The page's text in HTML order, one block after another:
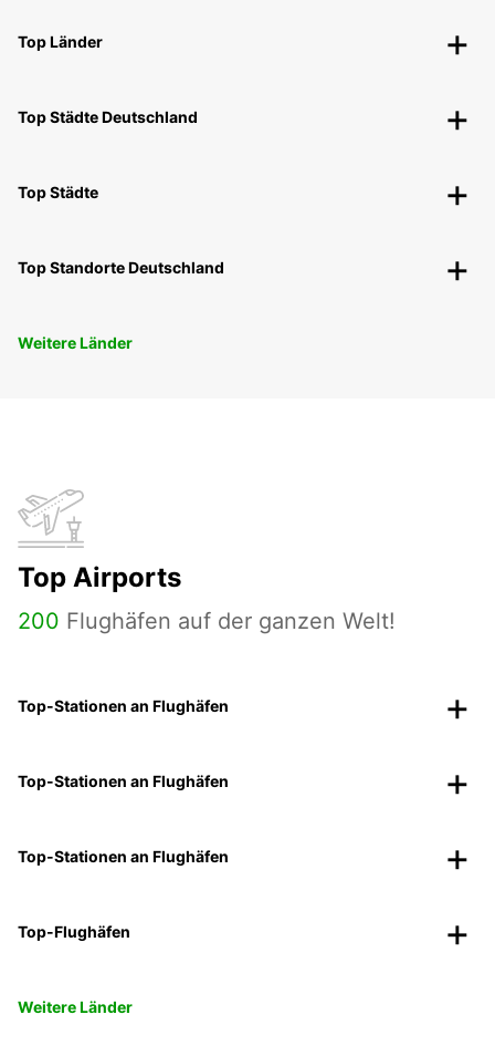
Top Länder
Top Städte Deutschland
Top Städte
Top Standorte Deutschland
Weitere Länder
Top Airports
200 Flughäfen auf der ganzen Welt!
Top-Stationen an Flughäfen
Top-Stationen an Flughäfen
Top-Stationen an Flughäfen
Top-Flughäfen
Weitere Länder